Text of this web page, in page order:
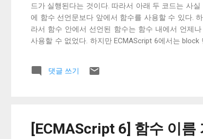
드가 실행된다는 것이다. 따라서 아래 두 코드는 사
에 함수 선언문보다 앞에서 함수를 사용할 수 있다.
라서 함수 안에서 선언된 함수는 함수 내에서 언제
사용할 수 없었다. 하지만 ECMAScript 6에서는
블록 단위 함수 선언을 사용하려면 babel.js 를 사용해
댓글 쓰기
[ECMAScript 6] 함수 이름